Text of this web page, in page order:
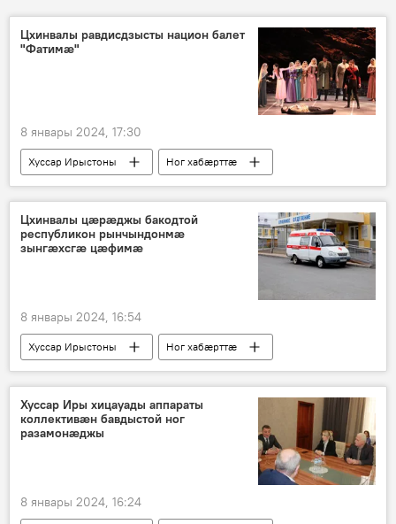
Цхинвалы равдисдзысты национ балет
"Фатимӕ"
8 январы 2024, 17:30
Хуссар Ирыстоны
Ног хабӕрттӕ
Аивад
Театр
Цхинвалы цæрæджы бакодтой
республикон рынчындонмæ
зынгæхсгæ цæфимæ
8 январы 2024, 16:54
Хуссар Ирыстоны
Ног хабӕрттӕ
Хуссар Иры МХМ
Хуссар Иры хицауады аппараты
коллективæн бавдыстой ног
разамонæджы
8 январы 2024, 16:24